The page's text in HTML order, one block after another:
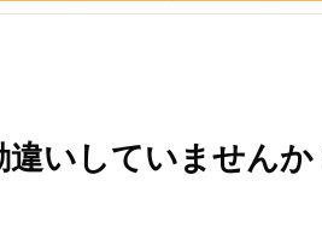
いしていませんか